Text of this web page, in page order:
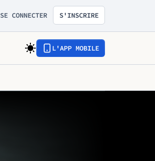
SE CONNECTER S'INSCRIRE
L'APP MOBILE